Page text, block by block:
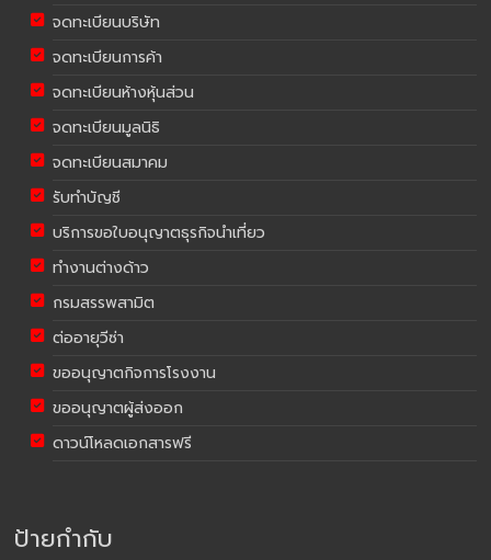
จดทะเบียนบริษัท
จดทะเบียนการค้า
จดทะเบียนห้างหุ้นส่วน
จดทะเบียนมูลนิธิ
จดทะเบียนสมาคม
รับทำบัญชี
บริการขอใบอนุญาตธุรกิจนำเที่ยว
ทำงานต่างด้าว
กรมสรรพสามิต
ต่ออายุวีซ่า
ขออนุญาตกิจการโรงงาน
ขออนุญาตผู้ส่งออก
ดาวน์โหลดเอกสารฟรี
ป้ายกำกับ